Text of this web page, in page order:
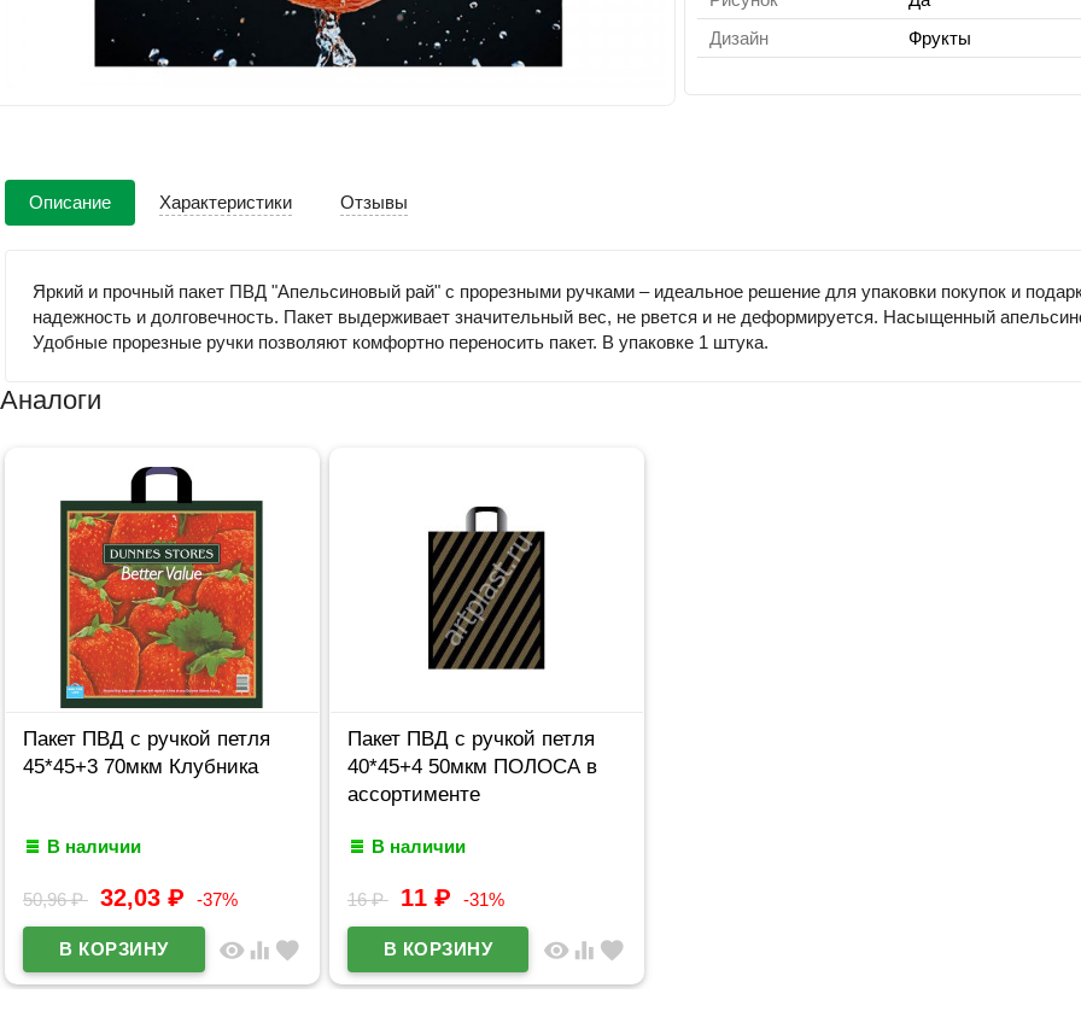
Дизайн
Фрукты
Описание Характеристики Отзывы
Яркий и прочный пакет ПВД "Апельсиновый рай" с прорезными ручками – идеальное решение для упаковки покупок и
надежность и долговечность. Пакет выдерживает значительный вес, не рвется и не деформируется. Насыщенный
Удобные прорезные ручки позволяют комфортно переносить пакет. В упаковке 1 штука.
Аналоги
Пакет ПВД с ручкой петля
45*45+3 70мкм Клубника
В наличии
50,96₽ 32,03 ₽ -37%
visibility equalizer favorite
Пакет ПВД с ручкой петля
40*45+4 50мкм ПОЛОСА в
ассортименте
В наличии
16₽ 11 ₽ -31%
visibility equalizer favorite